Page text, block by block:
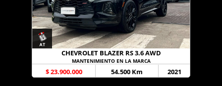
CHEVROLET BLAZER RS 3.6 AWD
MANTENIMIENTO EN LA MARCA
$ 23.900.000 54.500 Km 2021